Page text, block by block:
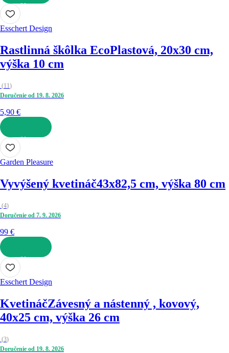
DO KOŠÍKA
Esschert Design
Rastlinná škôlka EcoPlastová, 20x30 cm,
výška 10 cm
(11)
Doručenie od 19. 8. 2026
5,90 €
DO KOŠÍKA
Garden Pleasure
Vyvýšený kvetináč43x82,5 cm, výška 80 cm
(4)
Doručenie od 7. 9. 2026
99 €
DO KOŠÍKA
Esschert Design
KvetináčZávesný a nástenný , kovový,
40x25 cm, výška 26 cm
(3)
Doručenie od 19. 8. 2026